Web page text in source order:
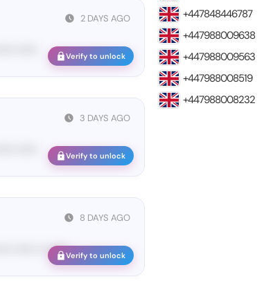
2 DAYS AGO
Verify to unlock
3 DAYS AGO
Verify to unlock
8 DAYS AGO
•••••• •• ••••••Verify to unlock
+447848446787
+447988009638
+447988009563
+447988008519
+447988008232